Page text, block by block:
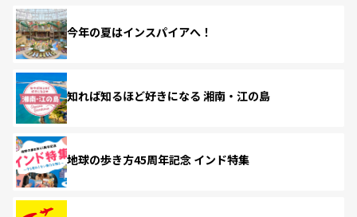
今年の夏はインスパイアへ！
知れば知るほど好きになる 湘南・江の島
地球の歩き方45周年記念 インド特集